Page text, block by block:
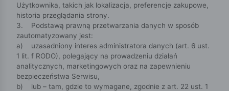
Użytkownika, takich jak lokalizacja, preferencje zakupowe,
historia przeglądania strony.
3. Podstawą prawną przetwarzania danych w sposób
zautomatyzowany jest:
a) uzasadniony interes administratora danych (art. 6 ust.
1 lit. f RODO), polegający na prowadzeniu działań
analitycznych, marketingowych oraz na zapewnieniu
bezpieczeństwa Serwisu,
b) lub – tam, gdzie to wymagane, zgodnie z art. 22 ust. 1